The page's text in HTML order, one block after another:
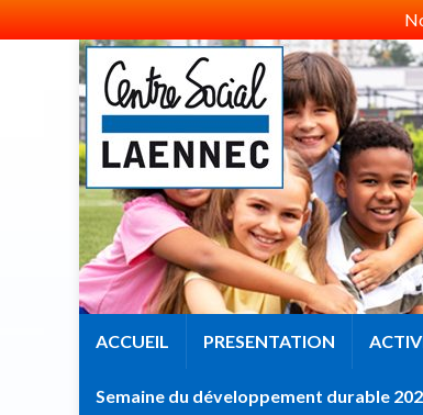
ACCUEIL PRESENTATION
Semaine du développement durable